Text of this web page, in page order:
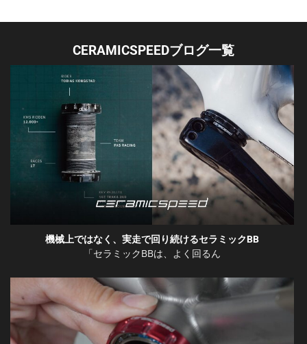
CERAMICSPEEDブログ一覧
機械上ではなく、実走で回り続けるセラミックBB
「セラミックBBは、よく回るん